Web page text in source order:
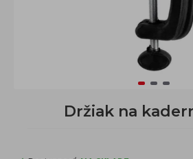
Držiak na